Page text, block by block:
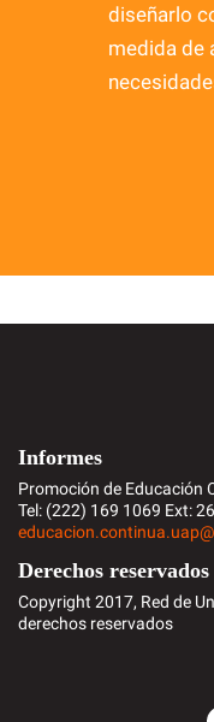
diseñarlo
medida de
Informes
Promoción de Educación
Tel: (222) 169 1069 Ext:
Derechos
Copyright 2017, Red de
derechos reservados